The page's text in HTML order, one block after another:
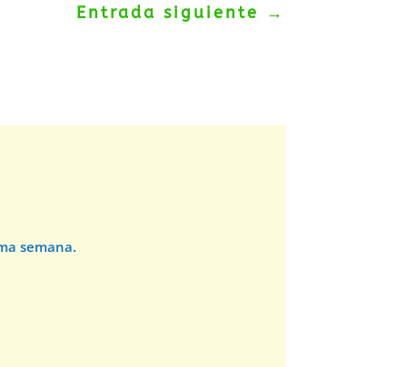
Entrada siguiente →
semana.